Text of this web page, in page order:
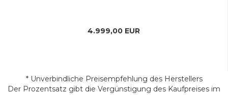
4.999,00 EUR
* Unverbindliche Preisempfehlung des Herstellers
Der Prozentsatz gibt die Vergünstigung des Kaufpreises im